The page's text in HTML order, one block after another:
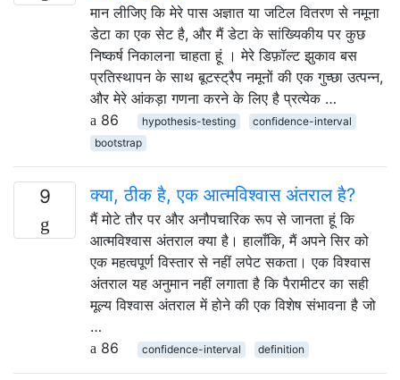
मान लीजिए कि मेरे पास अज्ञात या जटिल वितरण से नमूना
डेटा का एक सेट है, और मैं डेटा के सांख्यिकीय पर कुछ
निष्कर्ष निकालना चाहता हूं । मेरे डिफ़ॉल्ट झुकाव बस
प्रतिस्थापन के साथ बूटस्ट्रैप नमूनों की एक गुच्छा उत्पन्न,
और मेरे आंकड़ा गणना करने के लिए है प्रत्येक …
86
hypothesis-testing
confidence-interval
bootstrap
9 क्या, ठीक है, एक आत्मविश्वास अंतराल है?
मैं मोटे तौर पर और अनौपचारिक रूप से जानता हूं कि
आत्मविश्वास अंतराल क्या है। हालाँकि, मैं अपने सिर को
एक महत्वपूर्ण विस्तार से नहीं लपेट सकता। एक विश्वास
अंतराल यह अनुमान नहीं लगाता है कि पैरामीटर का सही
मूल्य विश्वास अंतराल में होने की एक विशेष संभावना है जो
…
86
confidence-interval definition